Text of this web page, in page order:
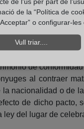
en cuenta que
de las leyes
de
al contraer
nacionalidad o de
de dicho
del lugar de
de la “Política de
o configurar-
Vull triar....